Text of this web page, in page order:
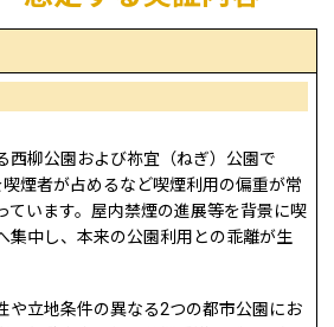
西柳公園および祢宜（ねぎ）公園で
煙者が占めるなど喫煙利用の偏重が常
ています。屋内禁煙の進展等を背景に喫
集中し、本来の公園利用との乖離が生
や立地条件の異なる2つの都市公園にお